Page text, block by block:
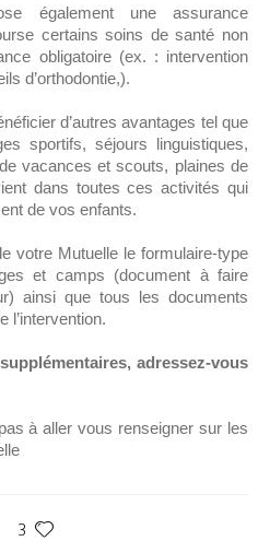
également une assurance
certains soins de santé non
obligatoire (ex. : intervention
d’orthodontie,).
d’autres avantages tel que
sportifs, séjours linguistiques,
vacances et scouts, plaines de
dans toutes ces activités qui
de vos enfants.
votre Mutuelle le formulaire-type
et camps (document à faire
ainsi que tous les documents
l’intervention.
adressez-vous
à aller vous renseigner sur les
3